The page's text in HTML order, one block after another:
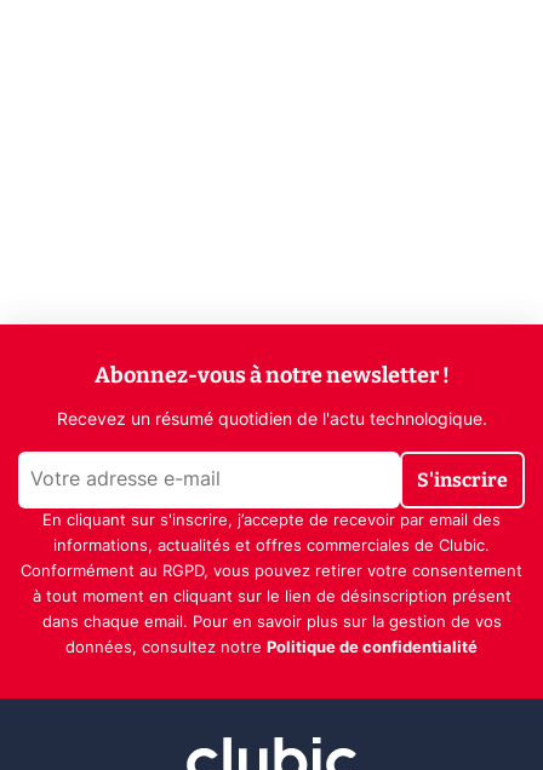
Abonnez-vous à notre newsletter !
Recevez un résumé quotidien de l'actu technologique.
S'inscrire
En cliquant sur s'inscrire, j’accepte de recevoir par email des
informations, actualités et offres commerciales de Clubic.
Conformément au RGPD, vous pouvez retirer votre consentement
à tout moment en cliquant sur le lien de désinscription présent
dans chaque email. Pour en savoir plus sur la gestion de vos
données, consultez notre Politique de confidentialité